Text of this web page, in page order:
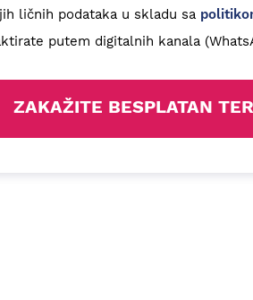
ličnih podataka u skladu sa
putem digitalnih kanala